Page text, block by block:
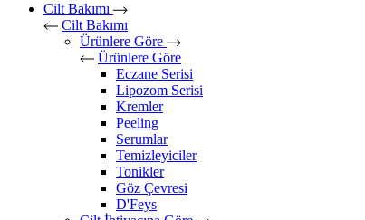
Cilt Bakımı
Cilt Bakımı
Ürünlere Göre
Ürünlere Göre
Eczane Serisi
Lipozom Serisi
Kremler
Peeling
Serumlar
Temizleyiciler
Tonikler
Göz Çevresi
D'Feys